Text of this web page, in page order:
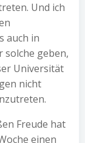
Und ich
auch in
solche geben,
Universität
nicht
Freude hat
einen